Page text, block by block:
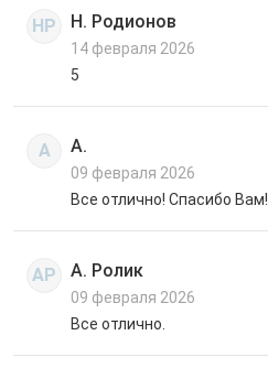
НР Н. Родионов
14 февраля 2026
5
А А.
09 февраля 2026
Все отлично! Спасибо Вам!
АР А. Ролик
09 февраля 2026
Все отлично.